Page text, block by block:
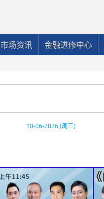
市场资讯 金融进修中心
10-06-2026 (周三)